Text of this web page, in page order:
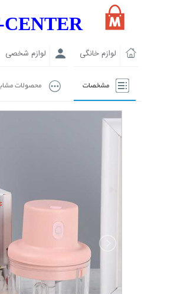
لوازم خانگی لوازم شخصی
مشخصات محصولات